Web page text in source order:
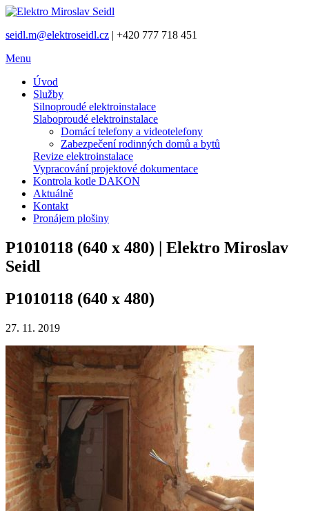
seidl.m@elektroseidl.cz | +420 777 718 451
Menu
Úvod
Služby
Silnoproudé elektroinstalace
Slaboproudé elektroinstalace
Domácí telefony a videotelefony
Zabezpečení rodinných domů a bytů
Revize elektroinstalace
Vypracování projektové dokumentace
Kontrola kotle DAKON
Aktuálně
Kontakt
Pronájem plošiny
P1010118 (640 x 480) | Elektro Miroslav
Seidl
P1010118 (640 x 480)
27. 11. 2019